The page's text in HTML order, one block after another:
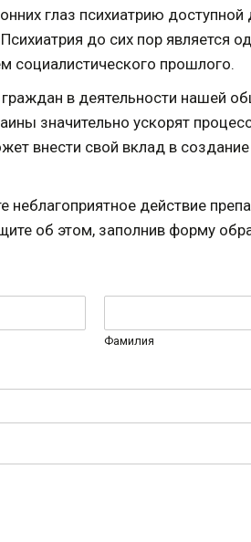
глаз психиатрию
до сих пор является
социалистического прошлого.
в деятельности нашей
значительно ускорят
внести свой вклад в
неблагоприятное действие
об этом, заполнив форму
Фамилия